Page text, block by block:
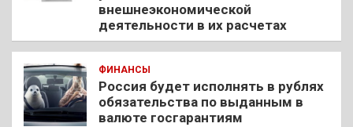
внешнеэкономической
деятельности в их расчетах
ФИНАНСЫ
Россия будет исполнять в рублях
обязательства по выданным в
валюте госгарантиям